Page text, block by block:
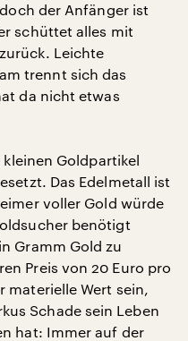
der Anfänger ist
schüttet alles mit
Leichte
trennt sich das
da nicht etwas
Goldpartikel
Das Edelmetall ist
voller Gold würde
benötigt
Gramm Gold zu
Preis von 20 Euro pro
materielle Wert sein,
Schade sein Leben
hat: Immer auf der